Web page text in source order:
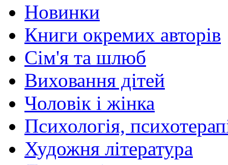
Новинки
Книги окремих авторів
Сім'я та шлюб
Виховання дітей
Чоловік і жінка
Психологія,
Художня література